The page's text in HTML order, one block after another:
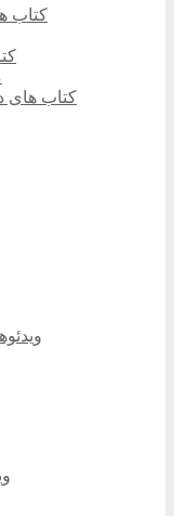
کتاب
کتاب های